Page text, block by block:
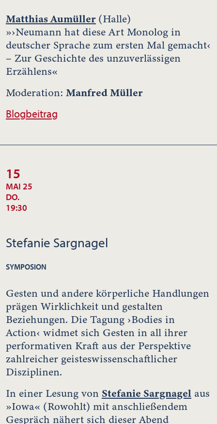
Matthias Aumüller (Halle)
»›Neumann hat diese Art Monolog in
deutscher Sprache zum ersten Mal gemacht‹
– Zur Geschichte des unzuverlässigen
Erzählens«
Moderation: Manfred Müller
Blogbeitrag
15
MAI 25
DO.
19:30
Stefanie Sargnagel
SYMPOSION
Gesten und andere körperliche Handlungen
prägen Wirklichkeit und gestalten
Beziehungen. Die Tagung ›Bodies in
Action‹ widmet sich Gesten in all ihrer
performativen Kraft aus der Perspektive
zahlreicher geisteswissenschaftlicher
Disziplinen.
In einer Lesung von Stefanie Sargnagel aus
»Iowa« (Rowohlt) mit anschließendem
Gespräch nähert sich dieser Abend